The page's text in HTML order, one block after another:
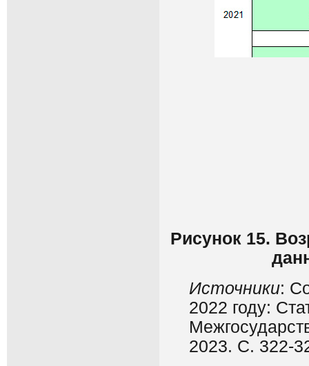
Рисунок 15.
Источники:
2022 году:
2023. С. 322-